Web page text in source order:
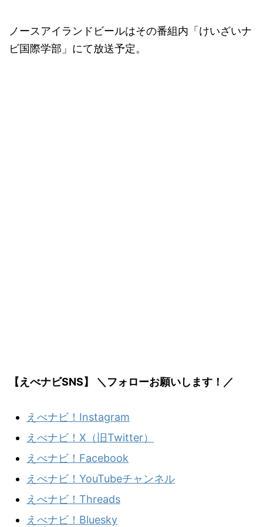
ノースアイランドビールはその番組内「けいざいナ
ビ国際学部」にて放送予定。
【えべナビSNS】 ＼フォローお願いします！／
えべナビ！Instagram
えべナビ！X（旧Twitter）
えべナビ！Facebook
えべナビ！YouTubeチャンネル
えべナビ！Threads
えべナビ！Bluesky